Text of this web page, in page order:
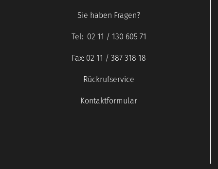
Sie haben Fragen?
Tel: 02 11 / 130 605 71
Fax: 02 11 / 387 318 18
Rückrufservice
Kontaktformular